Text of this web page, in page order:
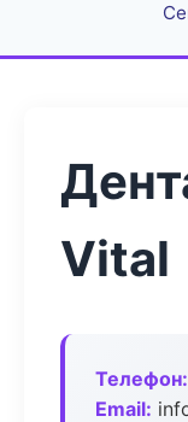
Vital
Телефон:
Email: